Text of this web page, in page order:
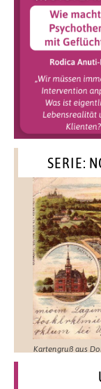
SERIE:
Kartengruß aus